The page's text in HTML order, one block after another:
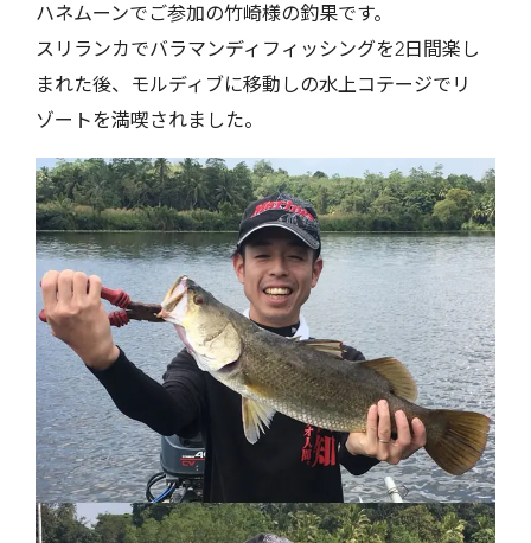
ハネムーンでご参加の竹崎様の釣果です。
スリランカでバラマンディフィッシングを2日間楽し
まれた後、モルディブに移動しの水上コテージでリ
ゾートを満喫されました。